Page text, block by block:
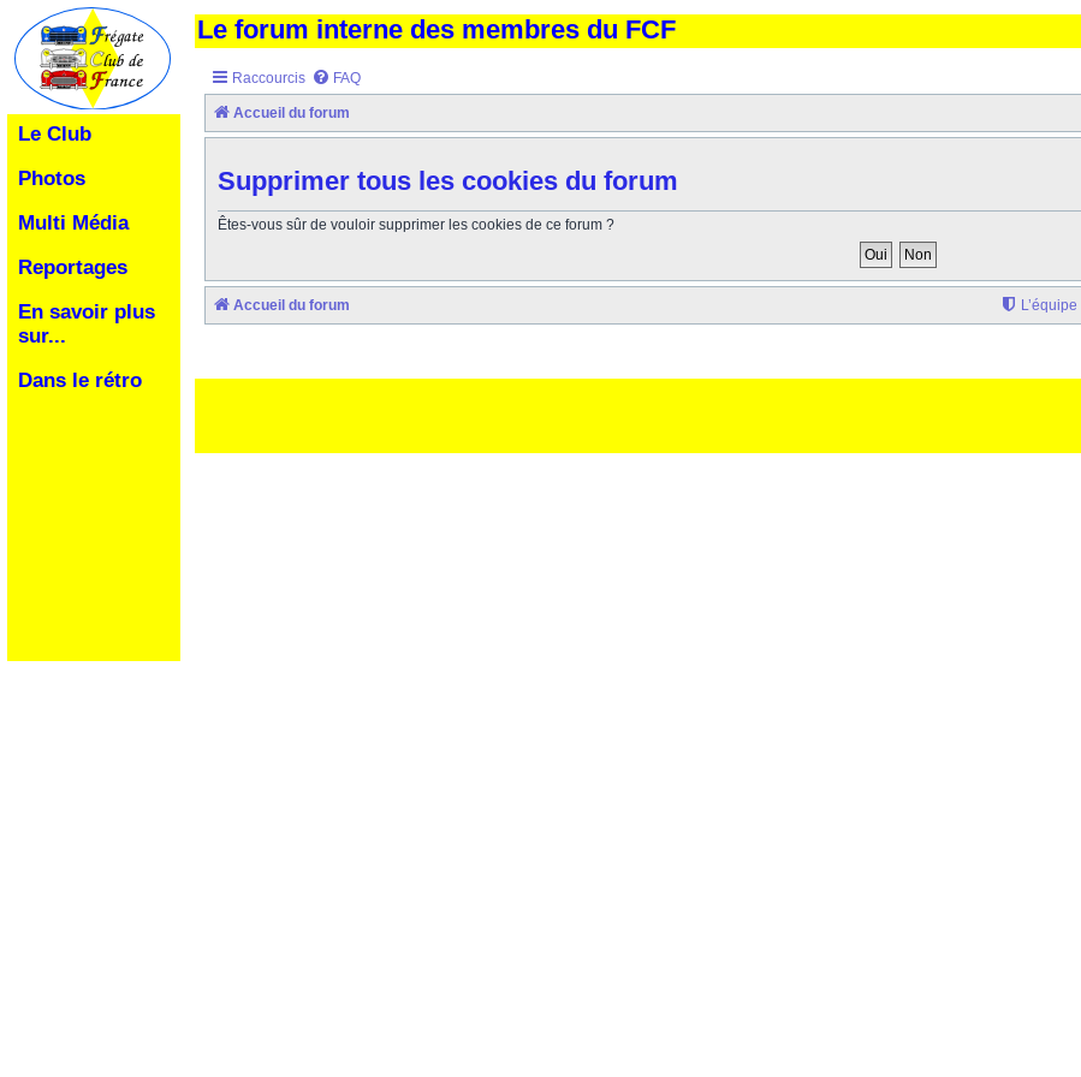
Le Club
Photos
Multi Média
Reportages
En savoir plus
sur...
Dans le rétro
Le forum interne des membres du FCF
Raccourcis FAQ
Accueil du forum
Supprimer tous les cookies du forum
Êtes-vous sûr de vouloir supprimer les cookies de ce forum ?
Accueil du forum L’équipe